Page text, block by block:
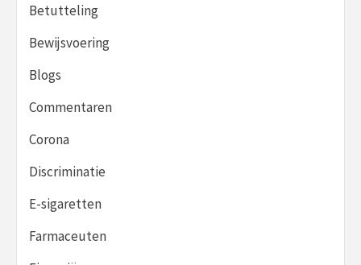
Betutteling
Bewijsvoering
Blogs
Commentaren
Corona
Discriminatie
E-sigaretten
Farmaceuten